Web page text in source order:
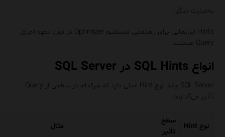
به‌عبارت دیگر:
Hints ابزارهایی برای راهنمایی مستقیم Optimizer در مورد نحوه‌ اجرای
Query هستند.
انواع SQL Hints در SQL Server
SQL Server چند نوع Hint اصلی دارد که هرکدام در سطحی از Query
تأثیر می‌گذارند:
نوع Hint
سطح
تأثیر
مثال